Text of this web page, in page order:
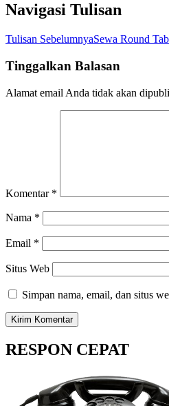
Navigasi Tulisan
Tulisan SebelumnyaSewa Round
Tinggalkan Balasan
Alamat email Anda tidak akan
Komentar *
Nama *
Email *
Situs Web
Simpan nama, email, dan situs
RESPON CEPAT